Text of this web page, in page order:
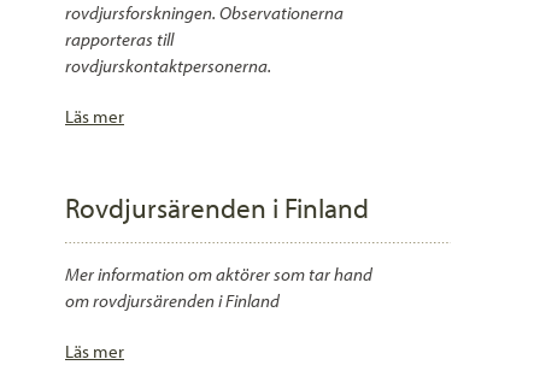
rovdjursforskningen. Observationerna
rapporteras till
rovdjurskontaktpersonerna.
Läs mer
Rovdjursärenden i Finland
Mer information om aktörer som tar hand
om rovdjursärenden i Finland
Läs mer